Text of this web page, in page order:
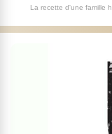
La recette d'une famille